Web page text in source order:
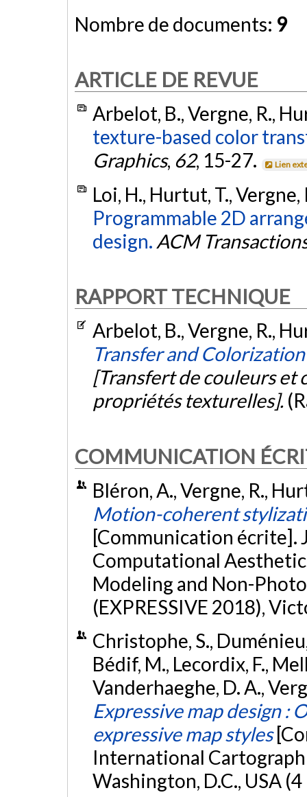
Nombre de documents: 9
ARTICLE DE REVUE
Arbelot, B., Vergne, R.,
texture-based color
Graphics, 62, 15-27. Lien
Loi, H., Hurtut, T.,
Programmable 2D
design. ACM
RAPPORT TECHNIQUE
Arbelot, B., Vergne, R.,
Transfer and
[Transfert de couleurs et
propriétés texturelles].
COMMUNICATION
Bléron, A., Vergne, R.,
Motion-coherent
[Communication écrite].
Computational
Modeling and Non-
(EXPRESSIVE 2018),
Christophe, S., Duménieu,
Bédif, M., Lecordix, F.,
Vanderhaeghe, D. A.,
Expressive map design :
expressive map styles
International
Washington, D.C., USA